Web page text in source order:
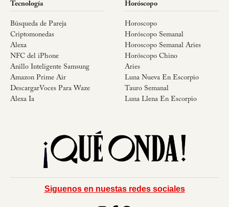
Tecnología
Búsqueda de Pareja
Criptomonedas
Alexa
NFC del iPhone
Anillo Inteligente Samsung
Amazon Prime Air
DescargarVoces Para Waze
Alexa Ia
Horóscopo
Horoscopo
Horóscopo Semanal
Horoscopo Semanal Aries
Horóscopo Chino
Aries
Luna Nueva En Escorpio
Tauro Semanal
Luna Llena En Escorpio
Siguenos en nuestas redes sociales